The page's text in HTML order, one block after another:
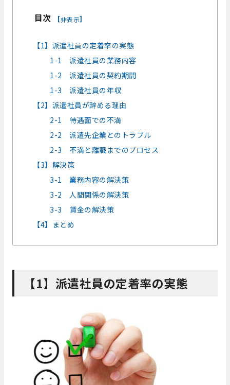
目次 [非表示]
【1】派遣社員の定着率の実態
1-1 派遣社員の業務内容
1-2 派遣社員の契約期間
1-3 派遣社員の年収
【2】派遣社員が辞める理由
2-1 待遇面での不満
2-2 派遣先企業とのトラブル
2-3 不満と離職までのプロセス
【3】解決策
3-1 業務内容の解決策
3-2 人間関係の解決策
3-3 賃金の解決策
【4】まとめ
【1】派遣社員の定着率の実態